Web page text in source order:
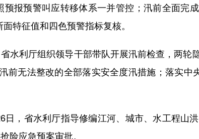
报预警叫应转移体系一并管控；汛前全面完
特征值和四色预警指标复核。
利厅组织领导干部带队开展汛前检查，两轮
前无法整改的全部落实安全度汛措施；落实
，省水利厅指导修编江河、城市、水工程山
险应急预案审批。